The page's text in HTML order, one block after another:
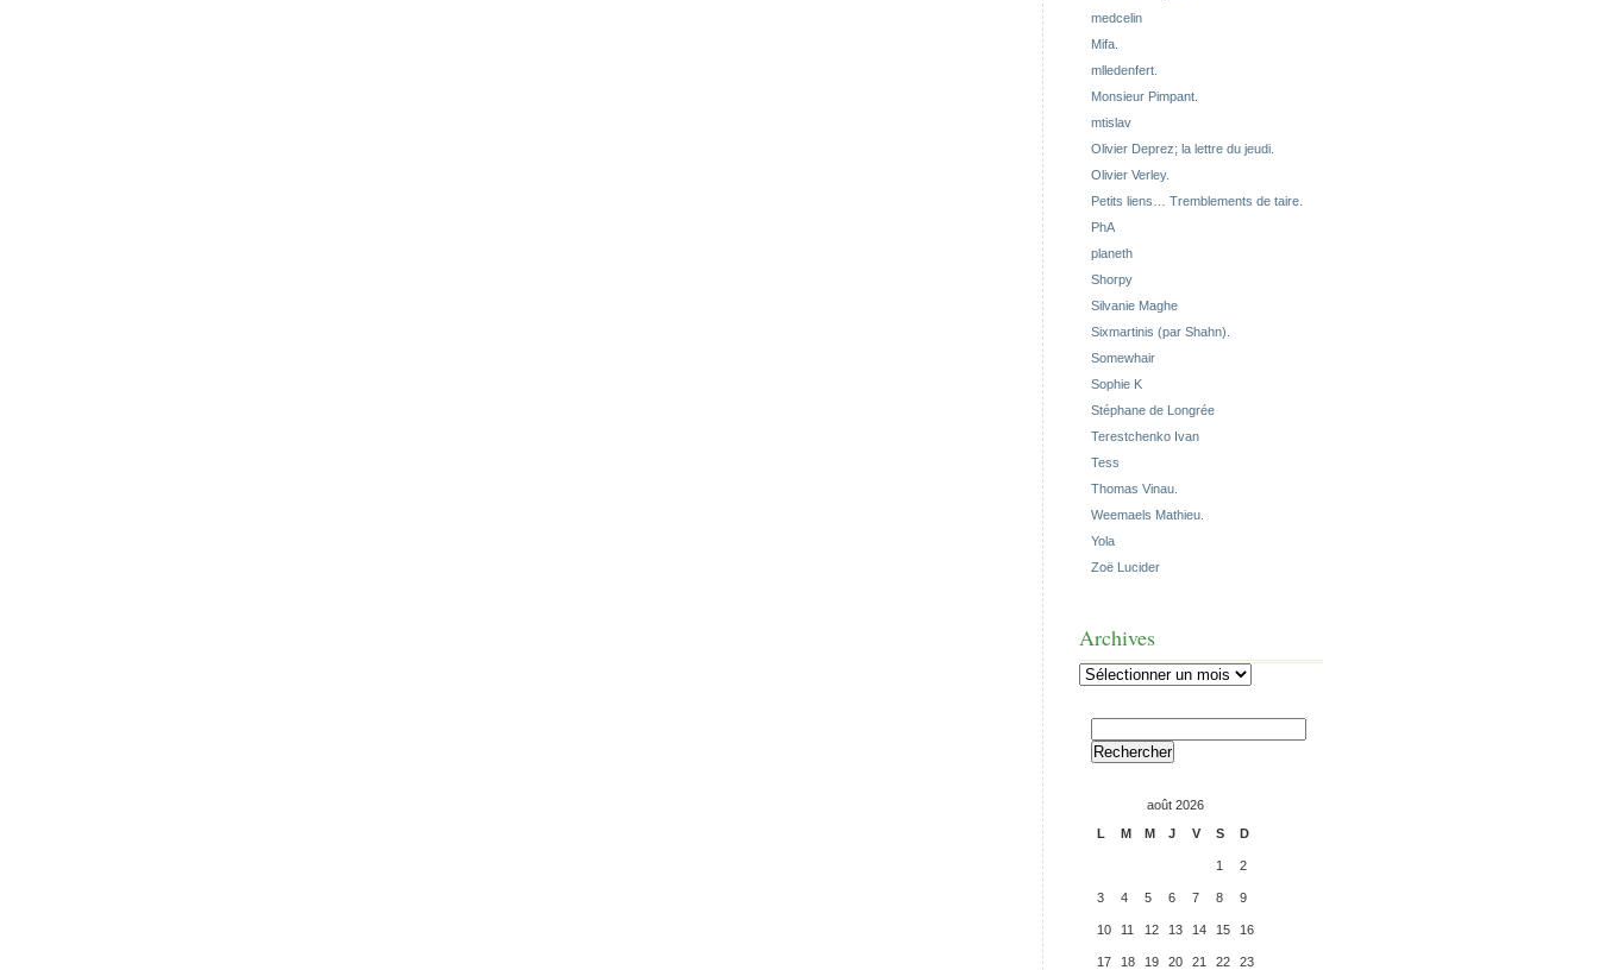
medcelin
Mifa.
mlledenfert.
Monsieur Pimpant.
mtislav
Olivier Deprez; la lettre du jeudi.
Olivier Verley.
Petits liens… Tremblements de taire.
PhA
planeth
Shorpy
Silvanie Maghe
Sixmartinis (par Shahn).
Somewhair
Sophie K
Stéphane de Longrée
Terestchenko Ivan
Tess
Thomas Vinau.
Weemaels Mathieu.
Yola
Zoë Lucider
Archives
Archives
août 2026
L
M M J V S D
1 2
3 4 5 6 7 8 9
10 11 12 13 14 15 16
17 18 19 20 21 22 23